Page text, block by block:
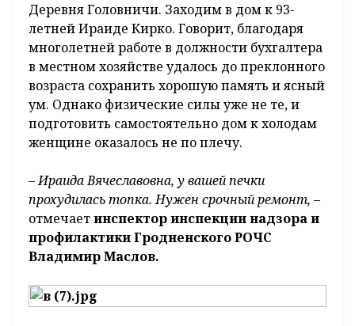
Деревня Головничи. Заходим в дом к 93-
летней Ираиде Кирко. Говорит, благодаря
многолетней работе в должности бухгалтера
в местном хозяйстве удалось до преклонного
возраста сохранить хорошую память и ясный
ум. Однако физические силы уже не те, и
подготовить самостоятельно дом к холодам
женщине оказалось не по плечу.
–Ираида Вячеславовна, у вашей печки
прохудилась топка. Нужен срочный ремонт, –
отмечаетинспектор инспекции надзора и
профилактики Гродненского РОЧС
Владимир Маслов.